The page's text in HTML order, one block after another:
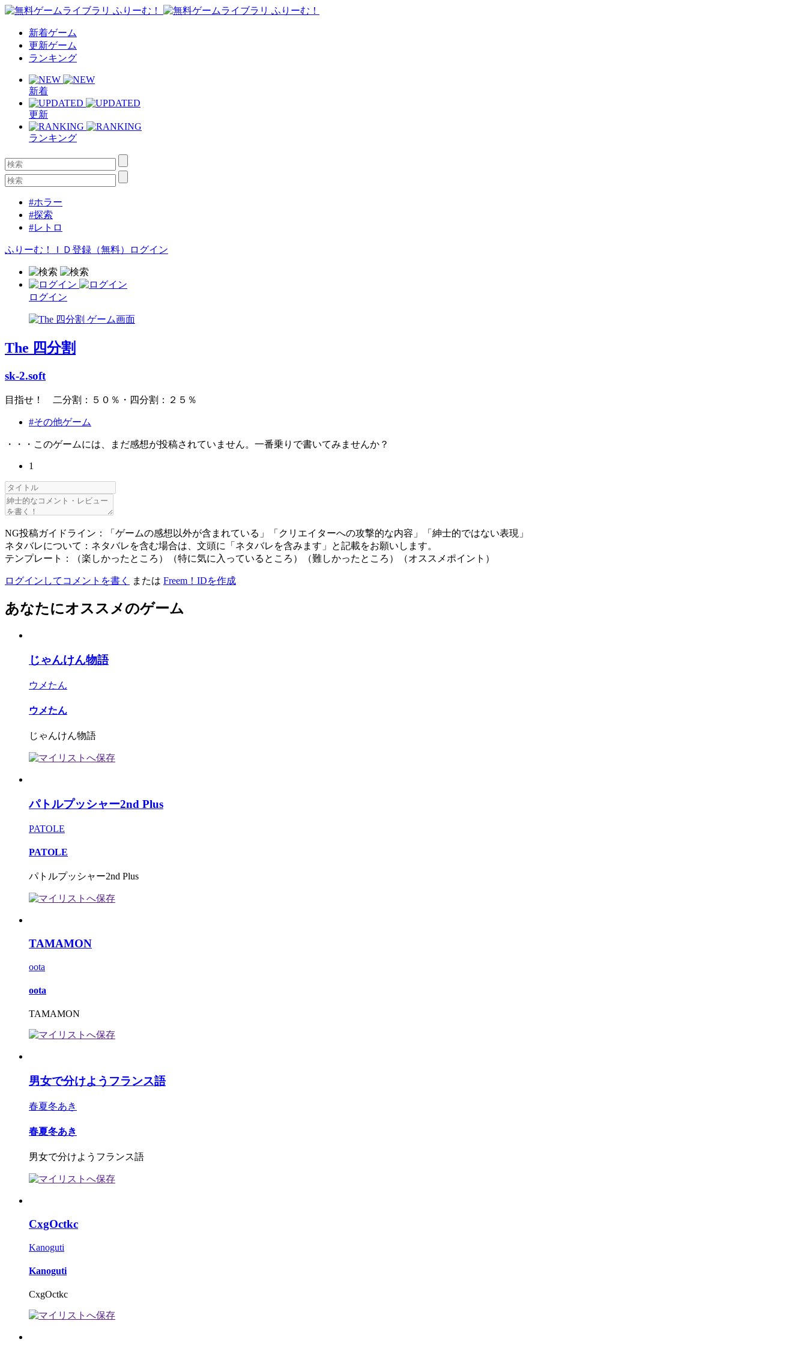
新着ゲーム
更新ゲーム
ランキング
新着
更新
ランキング
#ホラー
#探索
#レトロ
ふりーむ！ＩＤ登録（無料） ログイン
ログイン
The 四分割
sk-2.soft
目指せ！ 二分割：５０％・四分割：２５％
#その他ゲーム
・・・このゲームには、まだ感想が投稿されていません。一番乗りで書いてみませんか？
1
NG投稿ガイドライン：「ゲームの感想以外が含まれている」「クリエイターへの攻撃的な内容」「紳士的ではない表現」
ネタバレについて：ネタバレを含む場合は、文頭に「ネタバレを含みます」と記載をお願いします。
テンプレート：（楽しかったところ）（特に気に入っているところ）（難しかったところ）（オススメポイント）
ログインしてコメントを書く または Freem！IDを作成
あなたにオススメのゲーム
じゃんけん物語
ウメたん
ウメたん
じゃんけん物語
パトルプッシャー2nd Plus
PATOLE
PATOLE
パトルプッシャー2nd Plus
TAMAMON
oota
oota
TAMAMON
男女で分けようフランス語
春夏冬あき
春夏冬あき
男女で分けようフランス語
CxgOctkc
Kanoguti
Kanoguti
CxgOctkc